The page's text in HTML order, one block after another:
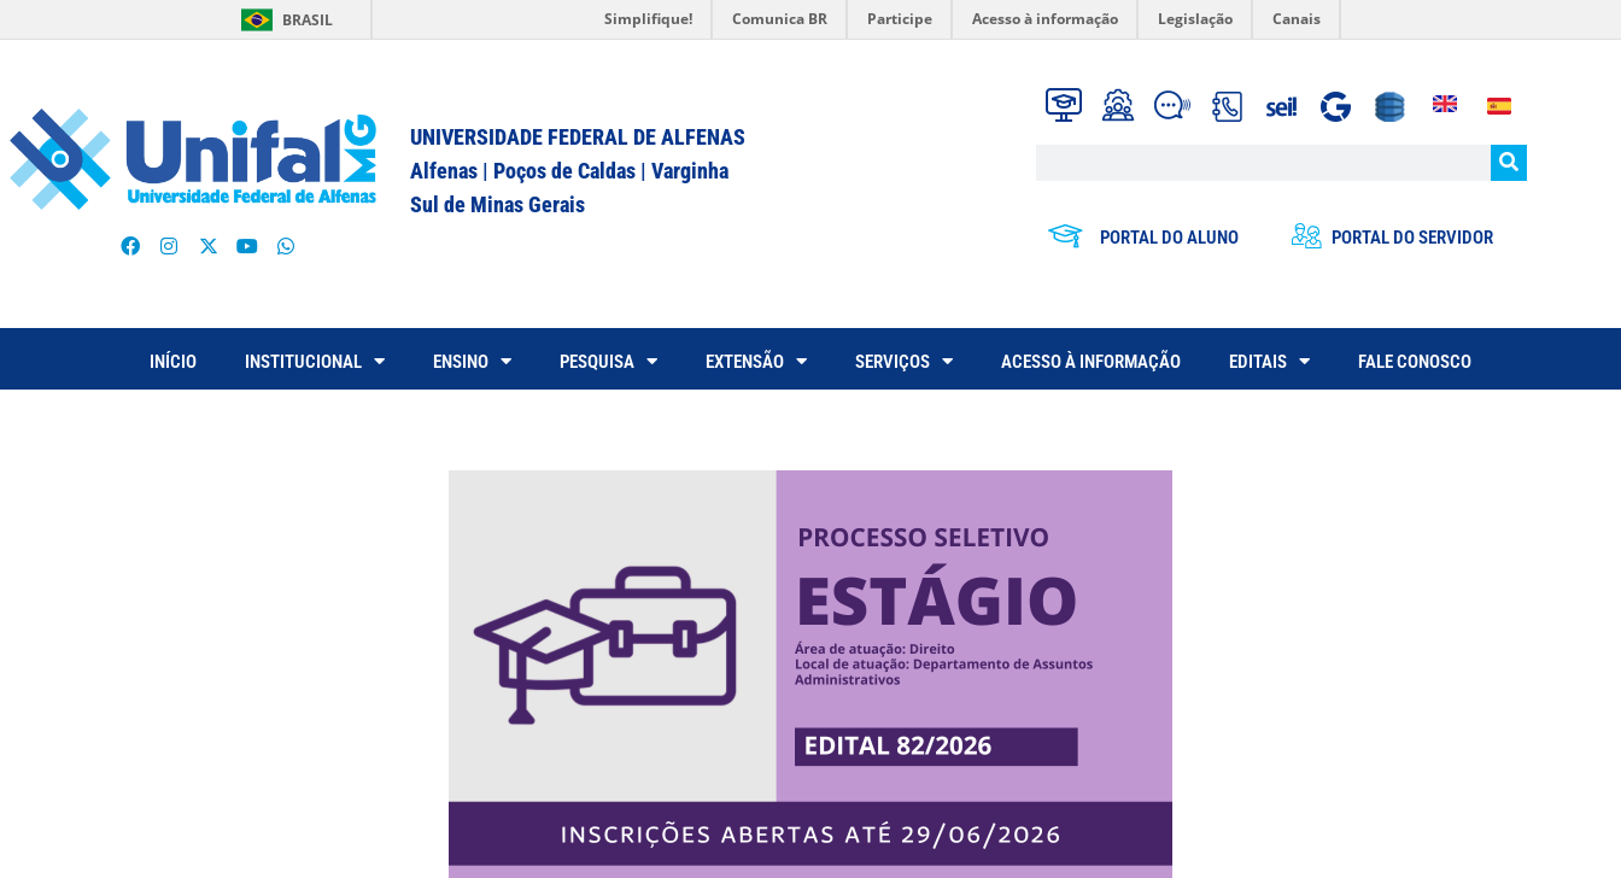
BRASIL Simplifique! Comunica BR Participe Acesso à informação Legislação Canais
UNIVERSIDADE FEDERAL DE ALFENAS
Alfenas | Poços de Caldas | Varginha
Sul de Minas Gerais
PORTAL DO ALUNO PORTAL DO SERVIDOR
INÍCIO INSTITUCIONAL ENSINO PESQUISA EXTENSÃO SERVIÇOS ACESSO À INFORMAÇÃO EDITAIS FALE CONOSCO